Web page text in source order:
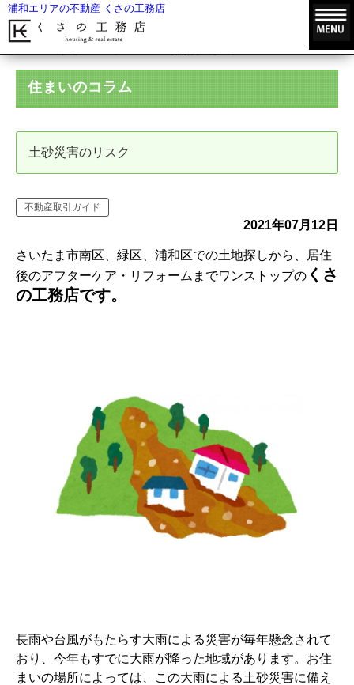
浦和エリアの不動産 くさの工務店
住まいのコラム
土砂災害のリスク
不動産取引ガイド
2021年07月12日
さいたま市南区、緑区、浦和区での土地探しから、居住
後のアフターケア・リフォームまでワンストップの くさ
の工務店です。
長雨や台風がもたらす大雨による災害が毎年懸念されて
おり、今年もすでに大雨が降った地域があります。お住
まいの場所によっては、この大雨による土砂災害に備え